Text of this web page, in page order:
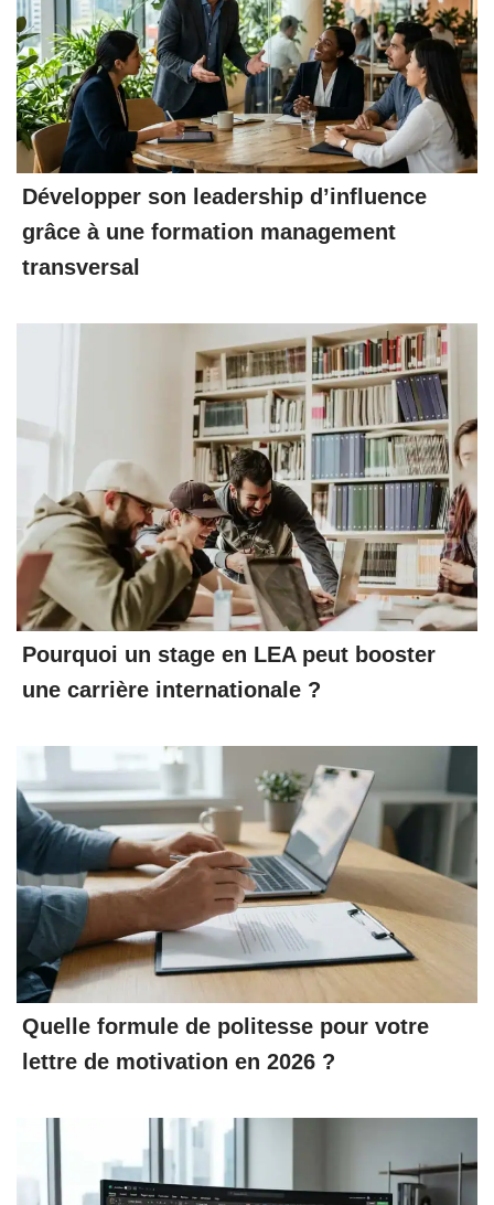
Développer son leadership d’influence
grâce à une formation management
transversal
Pourquoi un stage en LEA peut booster
une carrière internationale ?
Quelle formule de politesse pour votre
lettre de motivation en 2026 ?